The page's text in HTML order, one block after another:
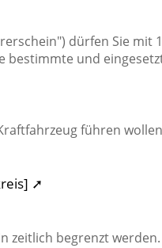
dürfen Sie mit
bestimmte und
führen
➚
zeitlich begrenzt werden.